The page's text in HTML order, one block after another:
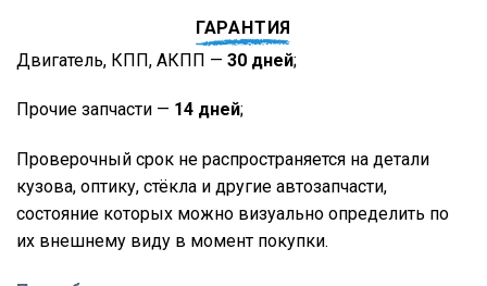
ГАРАНТИЯ
Двигатель, КПП, АКПП — 30 дней;
Прочие запчасти — 14 дней;
Проверочный срок не распространяется на детали
кузова, оптику, стёкла и другие автозапчасти,
состояние которых можно визуально определить по
их внешнему виду в момент покупки.